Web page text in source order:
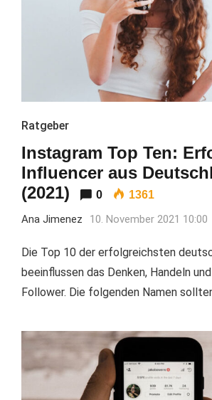
Ratgeber
Instagram Top Ten:
Influencer aus
(2021)
0 1361
Ana Jimenez 10. November 2021 10:00
Die Top 10 der erfolgreichsten
beeinflussen das Denken, Handeln
Follower. Die folgenden Namen